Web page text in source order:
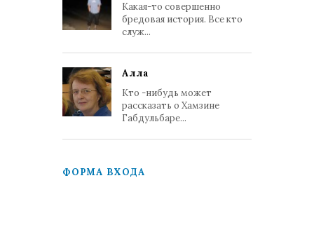
Какая-то совершенно
бредовая история. Все кто
служ...
Алла
Кто -нибудь может
рассказать о Хамзине
Габдульбаре...
ФОРМА ВХОДА